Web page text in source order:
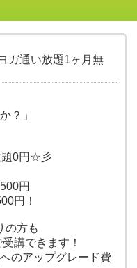
ガ通い放題1ヶ月無
？」
題0円☆彡
円
円！
の方も
講できます！
のアップグレード費